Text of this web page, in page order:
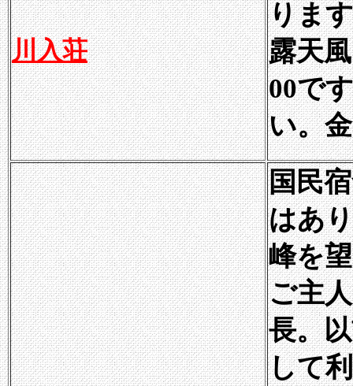
川入荘
りま
露天
00で
い。
国民
はあ
峰を
ご主
長。
して